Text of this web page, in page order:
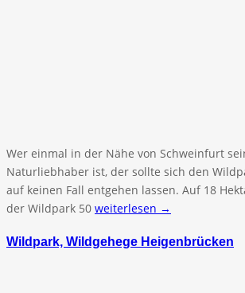
Wer einmal in der Nähe von Schweinfurt
Naturliebhaber ist, der sollte sich den
auf keinen Fall entgehen lassen. Auf 18
der Wildpark 50 weiterlesen →
Wildpark, Wildgehege Heigenbrücken